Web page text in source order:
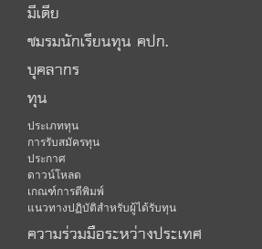
มีเดีย
ชมรมนักเรียนทุน คปก.
บุคลากร
ทุน
ประเภททุน
การรับสมัครทุน
ประกาศ
ดาวน์โหลด
เกณฑ์การตีพิมพ์
แนวทางปฏิบัติสำหรับผู้ได้รับทุน
ความร่วมมือระหว่างประเทศ